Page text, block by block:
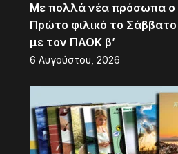
Με πολλά νέα πρόσωπα ο
Πρώτο φιλικό το
με τον ΠΑΟΚ β’
6 Αυγούστου, 2026